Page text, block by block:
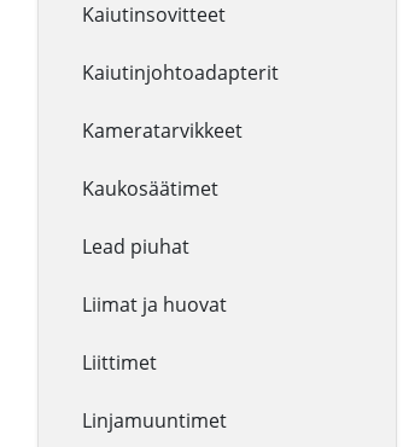
Kaiutinsovitteet
Kaiutinjohtoadapterit
Kameratarvikkeet
Kaukosäätimet
Lead piuhat
Liimat ja huovat
Liittimet
Linjamuuntimet